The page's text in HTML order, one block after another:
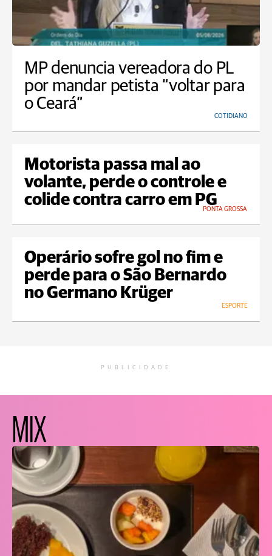
MP denuncia vereadora do PL
por mandar petista “voltar para
o Ceará”
COTIDIANO
Motorista passa mal ao
volante, perde o controle e
colide contra carro em PG
PONTA GROSSA
Operário sofre gol no fim e
perde para o São Bernardo
no Germano Krüger
ESPORTE
PUBLICIDADE
MIX